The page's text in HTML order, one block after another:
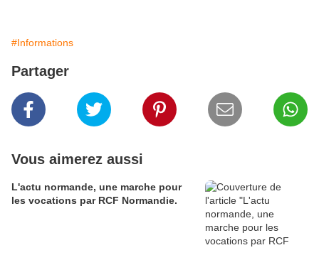
#Informations
Partager
Vous aimerez aussi
L'actu normande, une marche pour
les vocations par RCF Normandie.